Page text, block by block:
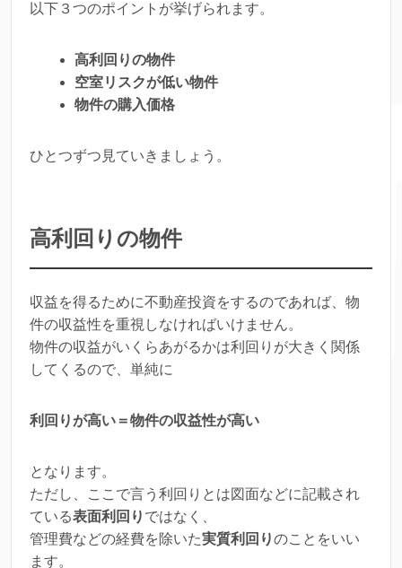
以下３つのポイントが挙げられます。
高利回りの物件
空室リスクが低い物件
物件の購入価格
ひとつずつ見ていきましょう。
高利回りの物件
収益を得るために不動産投資をするのであれば、物
件の収益性を重視しなければいけません。
物件の収益がいくらあがるかは利回りが大きく関係
してくるので、単純に
利回りが高い＝物件の収益性が高い
となります。
ただし、ここで言う利回りとは図面などに記載され
ている表面利回り ではなく、
管理費などの経費を除いた実質利回りのことをいい
ます。